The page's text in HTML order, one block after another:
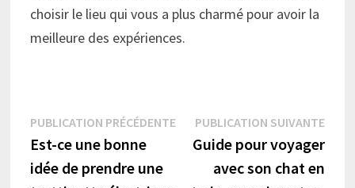
choisir le lieu qui vous a plus charmé pour avoir la
meilleure des expériences.
Navigation
de
PUBLICATION PRÉCÉDENTEPublication
précédente :
Est-ce une bonne
idée de prendre une
PUBLICATION SUIVANTE
Guide pour voyager
avec son chat en